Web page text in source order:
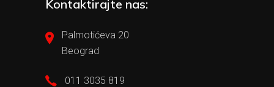
Kontaktirajte nas:
Palmotićeva 20
Beograd
011 3035 819